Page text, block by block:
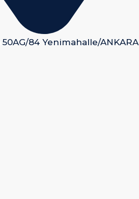
84 Yenimahalle/ANKARA